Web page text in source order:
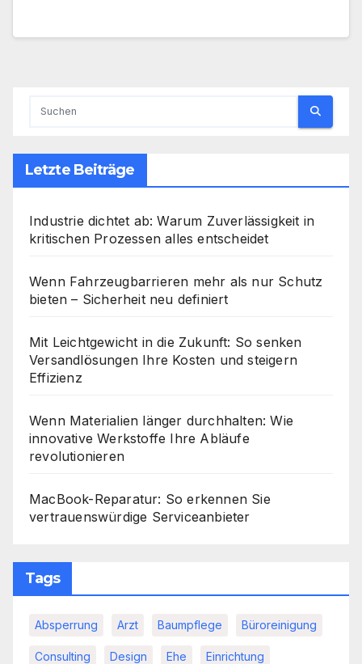
Letzte Beiträge
Industrie dichtet ab: Warum Zuverlässigkeit in
kritischen Prozessen alles entscheidet
Wenn Fahrzeugbarrieren mehr als nur Schutz
bieten – Sicherheit neu definiert
Mit Leichtgewicht in die Zukunft: So senken
Versandlösungen Ihre Kosten und steigern
Effizienz
Wenn Materialien länger durchhalten: Wie
innovative Werkstoffe Ihre Abläufe
revolutionieren
MacBook-Reparatur: So erkennen Sie
vertrauenswürdige Serviceanbieter
Tags
Absperrung Arzt Baumpflege Büroreinigung
Consulting Design Ehe Einrichtung